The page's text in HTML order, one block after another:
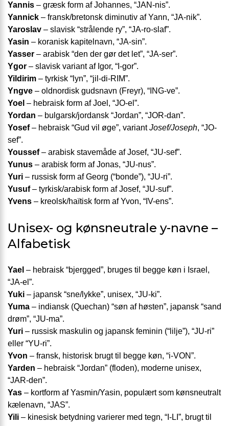
Yannis – græsk form af Johannes, “JAN-nis”.
Yannick – fransk/bretonsk diminutiv af Yann, “JA-nik”.
Yaroslav – slavisk “strålende ry”, “JA-ro-slaf”.
Yasin – koranisk kapitelnavn, “JA-sin”.
Yasser – arabisk “den der gør det let”, “JA-ser”.
Ygor – slavisk variant af Igor, “I-gor”.
Yildirim – tyrkisk “lyn”, “jil-di-RIM”.
Yngve – oldnordisk gudsnavn (Freyr), “ING-ve”.
Yoel – hebraisk form af Joel, “JO-el”.
Yordan – bulgarsk/jordansk “Jordan”, “JOR-dan”.
Yosef– hebraisk “Gud vil øge”, variantJosef/Joseph, “JO-
sef”.
Youssef– arabisk stavemåde af Josef, “JU-sef”.
Yunus – arabisk form af Jonas, “JU-nus”.
Yuri – russisk form af Georg (“bonde”), “JU-ri”.
Yusuf– tyrkisk/arabisk form af Josef, “JU-suf”.
Yvens – kreolsk/haïtisk form af Yvon, “IV-ens”.
Unisex- og kønsneutrale y-navne –
Alfabetisk
Yael – hebraisk “bjergged”, bruges til begge køn i Israel,
“JA-el”.
Yuki – japansk “sne/lykke”, unisex, “JU-ki”.
Yuma – indiansk (Quechan) “søn af høsten”, japansk “sand
drøm”, “JU-ma”.
Yuri – russisk maskulin og japansk feminin (“lilje”), “JU-ri”
eller “YU-ri”.
Yvon – fransk, historisk brugt til begge køn, “i-VON”.
Yarden – hebraisk “Jordan” (floden), moderne unisex,
“JAR-den”.
Yas – kortform af Yasmin/Yasin, populært som køns­neutralt
kælenavn, “JAS”.
Yili – kinesisk betydning varierer med tegn, “I-LI”, brugt til